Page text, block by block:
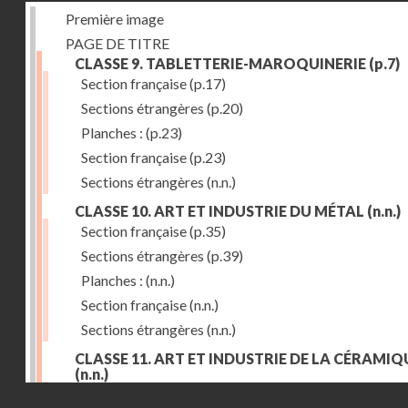
Première image
PAGE DE TITRE
CLASSE 9. TABLETTERIE-MAROQUINERIE (p.7)
Section française(p.17)
Sections étrangères (p.20)
Planches : (p.23)
Section française(p.23)
Sections étrangères (n.n.)
CLASSE 10. ART ET INDUSTRIE DU MÉTAL (n.n.)
Section française(p.35)
Sections étrangères (p.39)
Planches : (n.n.)
Section française(n.n.)
Sections étrangères (n.n.)
CLASSE 11. ART ET INDUSTRIE DE LA
(n.n.)